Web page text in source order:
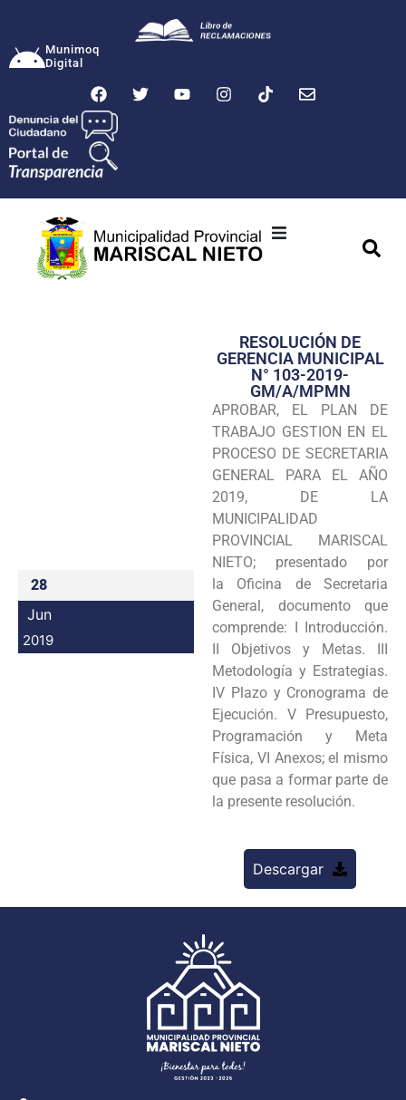
Munimoq
Digital
Transparencia
Seguridad
Programas
Intranet
28
Jun
2019
RESOLUCIÓN DE
GERENCIA MUNICIPAL
N° 103-2019-
GM/A/MPMN
APROBAR, EL PLAN DE
TRABAJO GESTION EN EL
PROCESO DE SECRETARIA
GENERAL PARA EL AÑO
2019, DE LA
MUNICIPALIDAD
PROVINCIAL MARISCAL
NIETO; presentado por
la Oficina de Secretaria
General, documento que
comprende: I Introducción.
II Objetivos y Metas. III
Metodología y Estrategias.
IV Plazo y Cronograma de
Ejecución. V Presupuesto,
Programación y Meta
Física, VI Anexos; el mismo
que pasa a formar parte de
la presente resolución.
Descargar